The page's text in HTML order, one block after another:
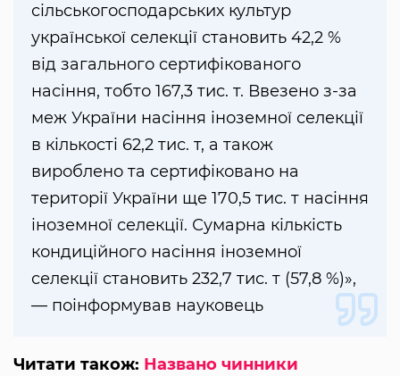
сільськогосподарських культур
української селекції становить 42,2 %
від загального сертифікованого
насіння, тобто 167,3 тис. т. Ввезено з-за
меж України насіння іноземної селекції
в кількості 62,2 тис. т, а також
вироблено та сертифіковано на
території України ще 170,5 тис. т насіння
іноземної селекції. Сумарна кількість
кондиційного насіння іноземної
селекції становить 232,7 тис. т (57,8 %)»,
— поінформував науковець
Читати також: Названо чинники